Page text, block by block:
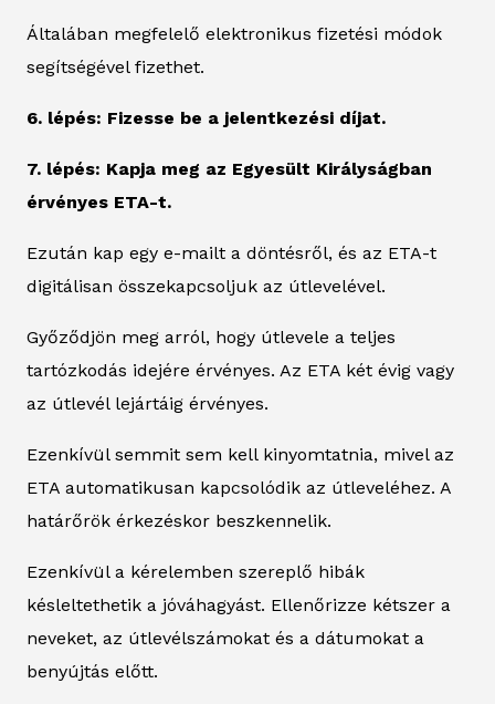
Általában megfelelő elektronikus fizetési módok
segítségével fizethet.
6. lépés: Fizesse be a jelentkezési díjat.
7. lépés: Kapja meg az Egyesült Királyságban
érvényes ETA-t.
Ezután kap egy e-mailt a döntésről, és az ETA-t
digitálisan összekapcsoljuk az útlevelével.
Győződjön meg arról, hogy útlevele a teljes
tartózkodás idejére érvényes. Az ETA két évig vagy
az útlevél lejártáig érvényes.
Ezenkívül semmit sem kell kinyomtatnia, mivel az
ETA automatikusan kapcsolódik az útleveléhez. A
határőrök érkezéskor beszkennelik.
Ezenkívül a kérelemben szereplő hibák
késleltethetik a jóváhagyást. Ellenőrizze kétszer a
neveket, az útlevélszámokat és a dátumokat a
benyújtás előtt.